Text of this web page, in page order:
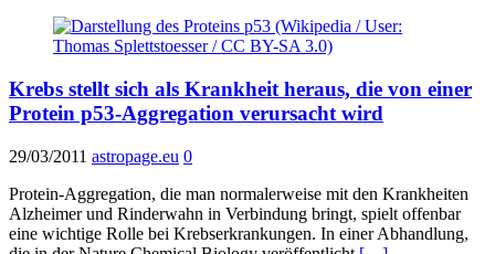
Krebs stellt sich als Krankheit heraus, die von einer
Protein p53-Aggregation verursacht wird
29/03/2011 astropage.eu 0
Protein-Aggregation, die man normalerweise mit den Krankheiten
Alzheimer und Rinderwahn in Verbindung bringt, spielt offenbar
eine wichtige Rolle bei Krebserkrankungen. In einer Abhandlung,